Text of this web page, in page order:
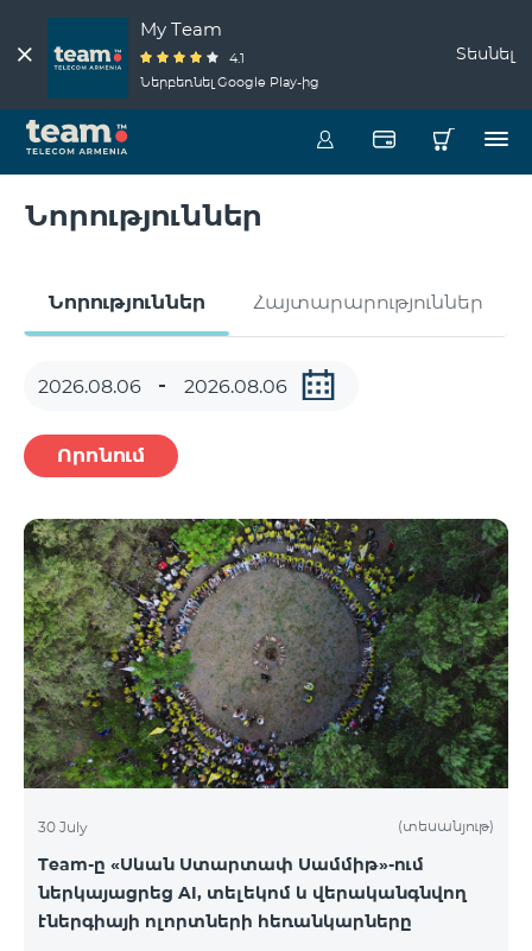
My Team
4.1
Ներբեռնել Google Play-ից
Տեսնել
Նորություններ
Նորություններ Հայտարարություններ
Որոնում
30 July (տեսանյութ)
Team-ը «Սևան Ստարտափ Սամմիթ»-ում
ներկայացրեց AI, տելեկոմ և վերականգնվող
էներգիայի ոլորտների հեռանկարները